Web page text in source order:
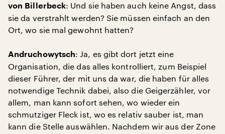
von Billerbeck: Und sie haben auch keine Angst, dass
sie da verstrahlt werden? Sie müssen einfach an den
Ort, wo sie mal gewohnt hatten?
Andruchowytsch: Ja, es gibt dort jetzt eine
Organisation, die das alles kontrolliert, zum Beispiel
dieser Führer, der mit uns da war, die haben für alles
notwendige Technik dabei, also die Geigerzähler, vor
allem, man kann sofort sehen, wo wieder ein
schmutziger Fleck ist, wo es relativ sauber ist, man
kann die Stelle auswählen. Nachdem wir aus der Zone